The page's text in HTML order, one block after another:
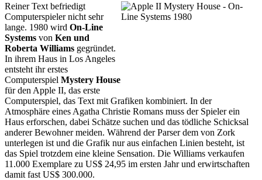
Reiner Text befriedigt
Computerspieler nicht sehr
lange. 1980 wird On-Line
Systems von Ken und
Roberta Williams gegründet.
In ihrem Haus in Los Angeles
entsteht ihr erstes
Computerspiel Mystery House
für den Apple II, das erste
Computerspiel, das Text mit Grafiken kombiniert. In der
Atmosphäre eines Agatha Christie Romans muss der Spieler ein
Haus erforschen, dabei Schätze suchen und das tödliche Schicksal
anderer Bewohner meiden. Während der Parser dem von Zork
unterlegen ist und die Grafik nur aus einfachen Linien besteht, ist
das Spiel trotzdem eine kleine Sensation. Die Williams verkaufen
11.000 Exemplare zu US$ 24,95 im ersten Jahr und erwirtschaften
damit fast US$ 300.000.